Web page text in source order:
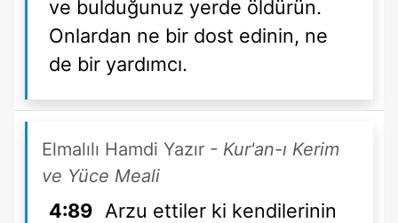
ve bulduğunuz yerde öldürün.
Onlardan ne bir dost edinin, ne
de bir yardımcı.
Elmalılı Hamdi Yazır - Kur'an-ı Kerim
ve Yüce Meali
4:89 Arzu ettiler ki kendilerinin